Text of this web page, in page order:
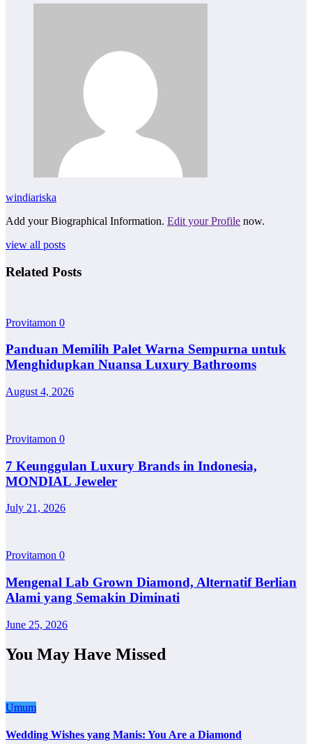
windiariska
Add your Biographical Information. Edit your Profile now.
view all posts
Related Posts
Provitamon 0
Panduan Memilih Palet Warna Sempurna untuk
Menghidupkan Nuansa Luxury Bathrooms
August 4, 2026
Provitamon 0
7 Keunggulan Luxury Brands in Indonesia,
MONDIAL Jeweler
July 21, 2026
Provitamon 0
Mengenal Lab Grown Diamond, Alternatif Berlian
Alami yang Semakin Diminati
June 25, 2026
You May Have Missed
Umum
Wedding Wishes yang Manis: You Are a Diamond